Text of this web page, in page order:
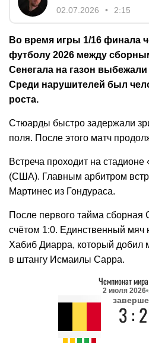
02.07.2026 2:15
Во время игры 1/16 финала
футболу 2026 между
Сенегала на газон
Среди нарушителей был
роста.
Стюарды быстро задержали
поля. После этого матч
Встреча проходит на
(США). Главным арбитром
Мартинес из Гондураса.
После первого тайма сборная
счётом 1:0. Единственный мяч
Хабиб Диарра, который добил
в штангу Исмаилы Сарра.
Чемпионат мира
2 июля 2026
3 : 2